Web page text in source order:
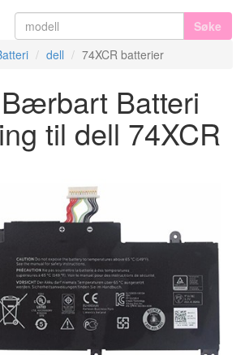
Søke
dell 74XCR batterier
Batteri
til dell 74XCR